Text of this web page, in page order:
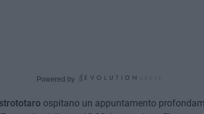
Powered by
ospitano un appuntamento